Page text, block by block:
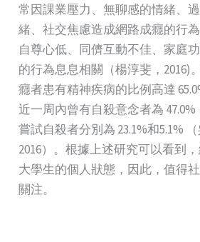
常因課業壓力、無聊感的情緒、
緒、社交焦慮造成網路成癮的行
自尊心低、同儕互動不佳、家庭
的行為息息相關（楊淳斐，2016)
癮者患有精神疾病的比例高達
近一周內曾有自殺意念者為
嘗試自殺者分別為 23.1%和5.1%
2016）。根據上述研究可以看到
大學生的個人狀態，因此，值得
關注。